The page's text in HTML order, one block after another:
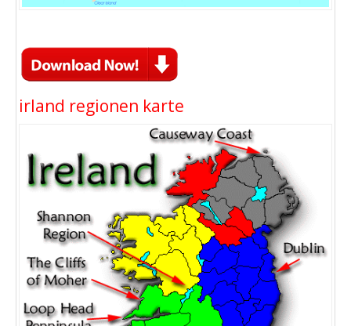
irland regionen karte